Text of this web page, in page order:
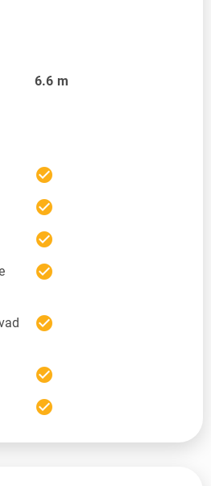
6.6 m
check_circle
check_circle
check_circle
check_circle
check_circle
check_circle
check_circle